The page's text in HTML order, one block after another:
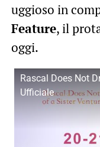
uggioso in
Feature, il
oggi.
Rascal Does Not
Ufficiale